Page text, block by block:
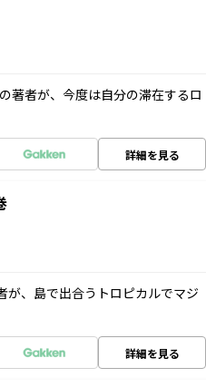
著者が、今度は自分の滞在するロ
詳細を見る
が、島で出合うトロピカルでマジ
詳細を見る